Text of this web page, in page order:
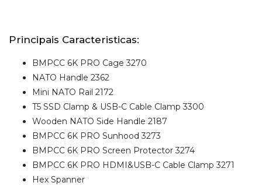
Principais Caracteristicas:
BMPCC 6K PRO Cage 3270
NATO Handle 2362
Mini NATO Rail 2172
T5 SSD Clamp & USB-C Cable Clamp 3300
Wooden NATO Side Handle 2187
BMPCC 6K PRO Sunhood 3273
BMPCC 6K PRO Screen Protector 3274
BMPCC 6K PRO HDMI&USB-C Cable Clamp 3271
Hex Spanner